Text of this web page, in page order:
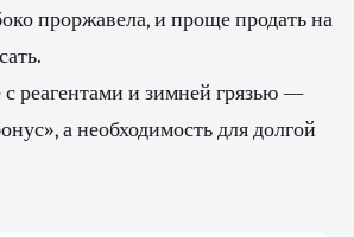
проржавела, и проще продать на
реагентами и зимней грязью —
а необходимость для долгой